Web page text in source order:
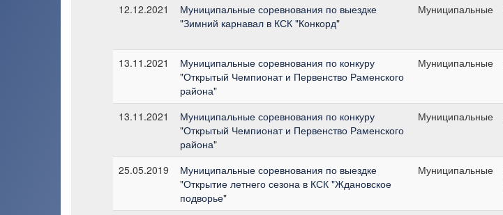
12.12.2021
Муниципальные соревнования по выездке
"Зимний карнавал в КСК "Конкорд"
Муниципальные
13.11.2021
Муниципальные соревнования по конкуру
"Открытый Чемпионат и Первенство Раменского
района"
Муниципальные
13.11.2021
Муниципальные соревнования по конкуру
"Открытый Чемпионат и Первенство Раменского
района"
Муниципальные
25.05.2019
Муниципальные соревнования по выездке
"Открытие летнего сезона в КСК "Ждановское
подворье"
Муниципальные